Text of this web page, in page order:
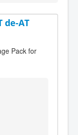
de-AT
Pack for